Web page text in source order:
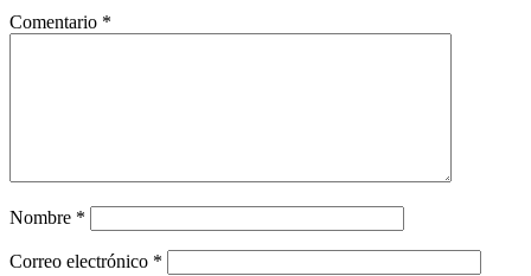
Comentario *
Nombre *
Correo electrónico *